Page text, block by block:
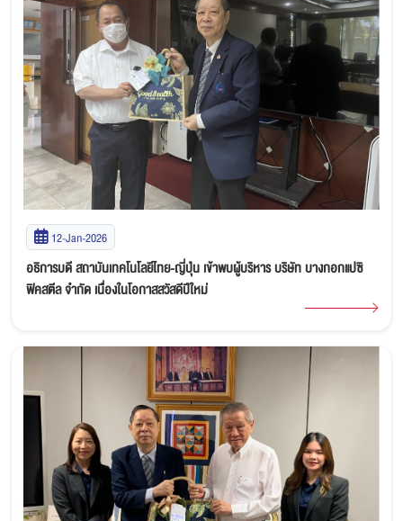
12-Jan-2026
อธิการบดี สถาบันเทคโนโลยีไทย-ญี่ปุ่น เข้าพบผู้บริหาร บริษัท บางกอกแปซิ
ฟิคสตีล จำกัด เนื่องในโอกาสสวัสดีปีใหม่